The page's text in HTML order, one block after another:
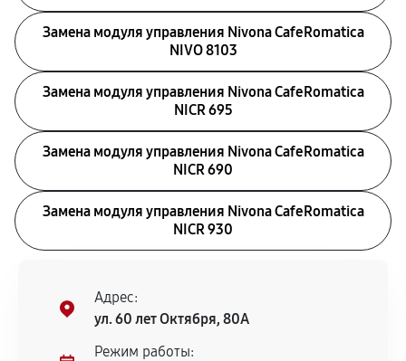
Замена модуля управления Nivona CafeRomatica
NIVO 8103
Замена модуля управления Nivona CafeRomatica
NICR 695
Замена модуля управления Nivona CafeRomatica
NICR 690
Замена модуля управления Nivona CafeRomatica
NICR 930
Адрес:
ул. 60 лет Октября, 80А
Режим работы: